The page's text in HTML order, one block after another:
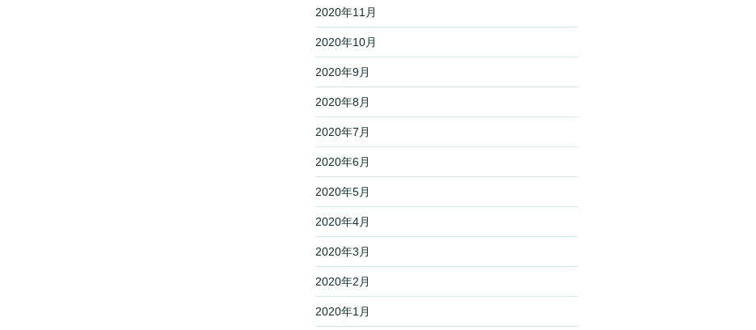
2020年11月
2020年10月
2020年9月
2020年8月
2020年7月
2020年6月
2020年5月
2020年4月
2020年3月
2020年2月
2020年1月